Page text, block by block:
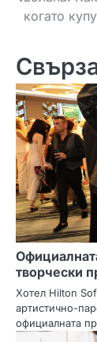
когато
творчески
Хотел Hilton
артистично-
официалната